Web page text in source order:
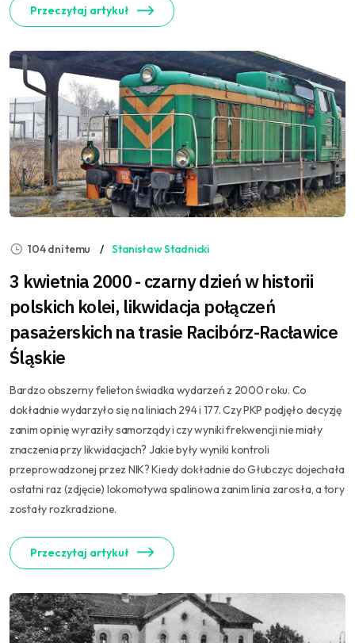
Przeczytaj artykuł
104 dni temu Stanisław Stadnicki
3 kwietnia 2000 - czarny dzień w historii
polskich kolei, likwidacja połączeń
pasażerskich na trasie Racibórz-Racławice
Śląskie
Bardzo obszerny felieton świadka wydarzeń z 2000 roku. Co
dokładnie wydarzyło się na liniach 294 i 177. Czy PKP podjęło decyzję
zanim opinię wyraziły samorządy i czy wyniki frekwencji nie miały
znaczenia przy likwidacjach? Jakie były wyniki kontroli
przeprowadzonej przez NIK? Kiedy dokładnie do Głubczyc dojechała
ostatni raz (zdjęcie) lokomotywa spalinowa zanim linia zarosła, a tory
zostały rozkradzione.
Przeczytaj artykuł